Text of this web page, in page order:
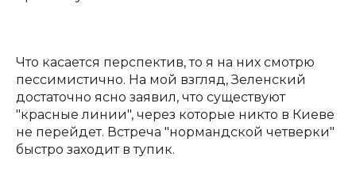
Что касается перспектив, то я на них смотрю
пессимистично. На мой взгляд, Зеленский
достаточно ясно заявил, что существуют
"красные линии", через которые никто в Киеве
не перейдет. Встреча "нормандской четверки"
быстро заходит в тупик.